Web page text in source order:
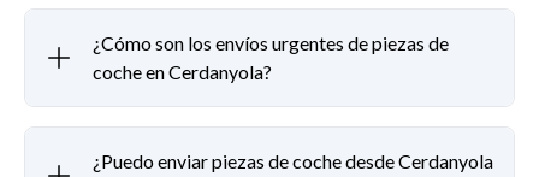
¿Cómo son los envíos urgentes de piezas de
coche en Cerdanyola?
¿Puedo enviar piezas de coche desde Cerdanyola